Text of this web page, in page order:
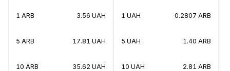
1 ARB 3.56 UAH
5 ARB 17.81 UAH
10 ARB 35.62 UAH
1 UAH 0.2807 ARB
5 UAH 1.40 ARB
10 UAH 2.81 ARB